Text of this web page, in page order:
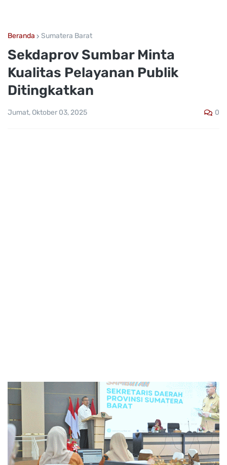
Beranda Sumatera Barat
Sekdaprov Sumbar Minta
Kualitas Pelayanan Publik
Ditingkatkan
Jumat, Oktober 03, 2025 0